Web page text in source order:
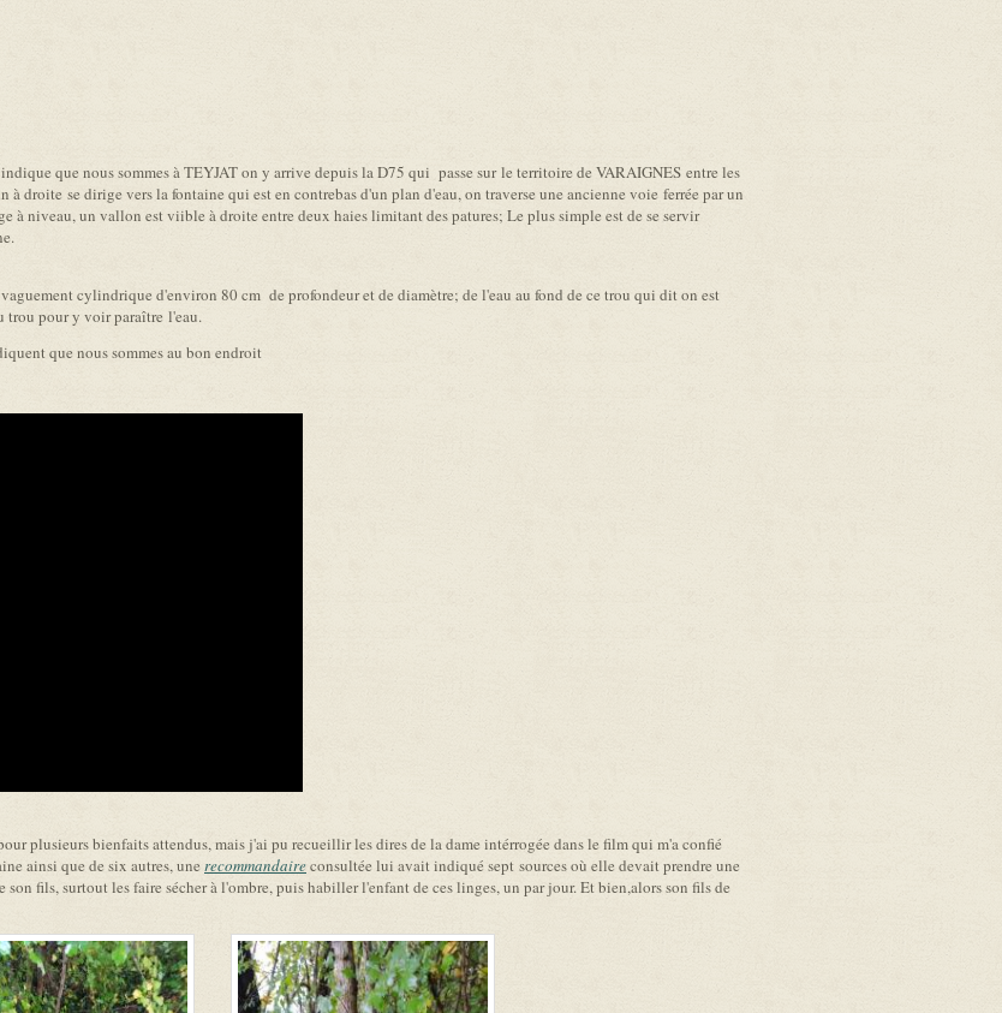
que nous sommes à TEYJAT on y arrive depuis la D75 qui passe sur le territoire de VARAIGNES entre les
se dirige vers la fontaine qui est en contrebas d'un plan d'eau, on traverse une ancienne voie ferrée par un
à niveau, un vallon est viible à droite entre deux haies limitant des patures; Le plus simple est de se servir
cylindrique d'environ 80 cm de profondeur et de diamètre; de l'eau au fond de ce trou qui dit on est
trou pour y voir paraître l'eau.
que nous sommes au bon endroit
plusieurs bienfaits attendus, mais j'ai pu recueillir les dires de la dame intérrogée dans le film qui m'a confié
ainsi que de six autres, une recommandaireconsultée lui avait indiqué sept sources où elle devait prendre une
fils, surtout les faire sécher à l'ombre, puis habiller l'enfant de ces linges, un par jour. Et bien,alors son fils de